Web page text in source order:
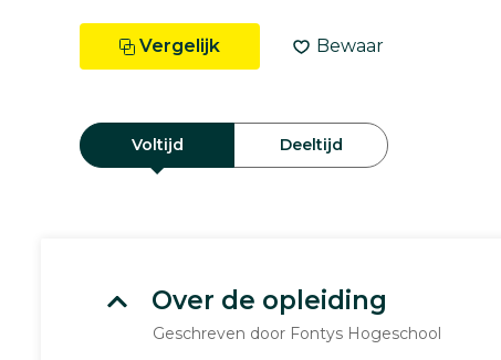
Vergelijk Bewaar
Voltijd Deeltijd
Over de opleiding
Geschreven door Fontys Hogeschool